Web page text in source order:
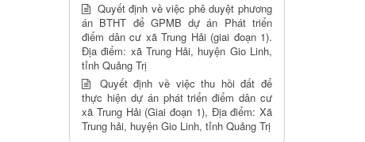
Quyết định về việc phê duyệt phương
án BTHT để GPMB dự án Phát triển
điểm dân cư xã Trung Hải (giai đoạn 1).
Địa điểm: xã Trung Hải, huyện Gio Linh,
tỉnh Quảng Trị
Quyết định về việc thu hồi đất để
thực hiện dự án phát triển điểm dân cư
xã Trung Hải (Giai đoạn 1), Địa điểm: Xã
Trung hải, huyện Gio Linh, tỉnh Quảng Trị